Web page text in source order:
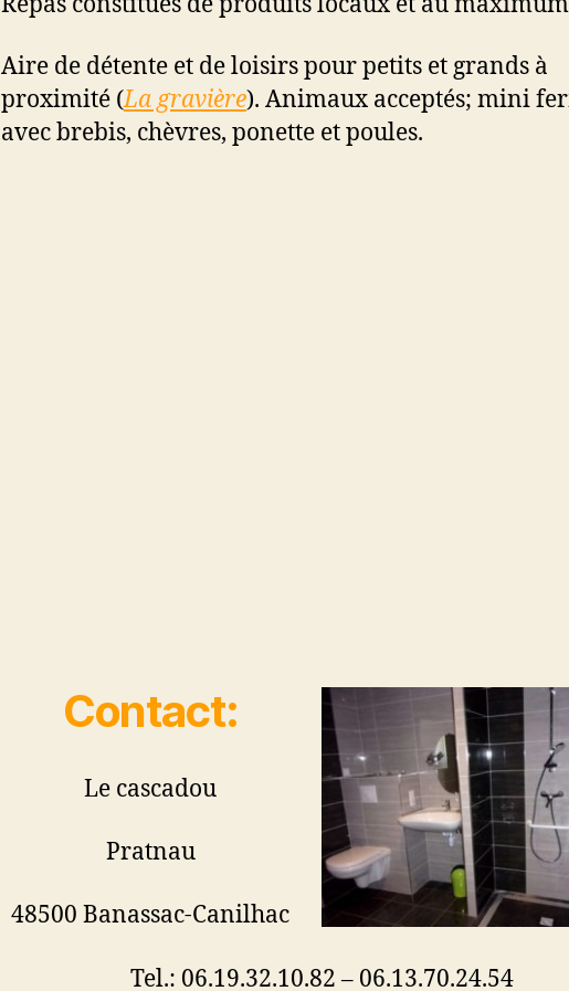
Aire de détente et de loisirs pour petits et grands à
proximité (La gravière). Animaux acceptés; mini
avec brebis, chèvres, ponette et poules.
Contact:
Le cascadou
Pratnau
48500 Banassac-Canilhac
Tel.: 06.19.32.10.82 – 06.13.70.24.54